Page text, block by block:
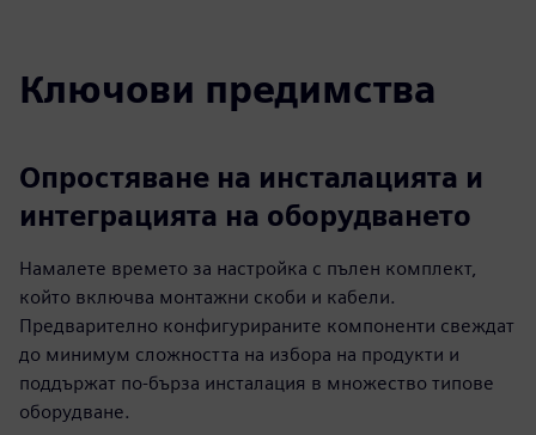
Ключови предимства
Опростяване на инсталацията и
интеграцията на оборудването
Намалете времето за настройка с пълен комплект,
който включва монтажни скоби и кабели.
Предварително конфигурираните компоненти свеждат
до минимум сложността на избора на продукти и
поддържат по-бърза инсталация в множество типове
оборудване.